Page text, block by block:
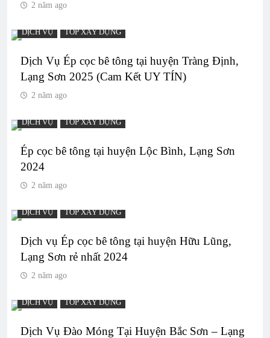
2 năm ago
DỊCH VỤ TOP XÂY DỰNG
Dịch Vụ Ép cọc bê tông tại huyện Tràng Định,
Lạng Sơn 2025 (Cam Kết UY TÍN)
2 năm ago
DỊCH VỤ TOP XÂY DỰNG
Ép cọc bê tông tại huyện Lộc Bình, Lạng Sơn
2024
2 năm ago
DỊCH VỤ TOP XÂY DỰNG
Dịch vụ Ép cọc bê tông tại huyện Hữu Lũng,
Lạng Sơn rẻ nhất 2024
2 năm ago
DỊCH VỤ TOP XÂY DỰNG
Dịch Vụ Đào Móng Tại Huyện Bắc Sơn – Lạng